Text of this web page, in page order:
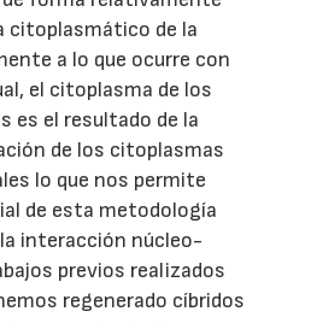
citoplasmático de la
a lo que ocurre con
el citoplasma de los
es el resultado de la
de los citoplasmas
lo que nos permite
de esta metodología
interacción núcleo-
previos realizados
regenerado cíbridos